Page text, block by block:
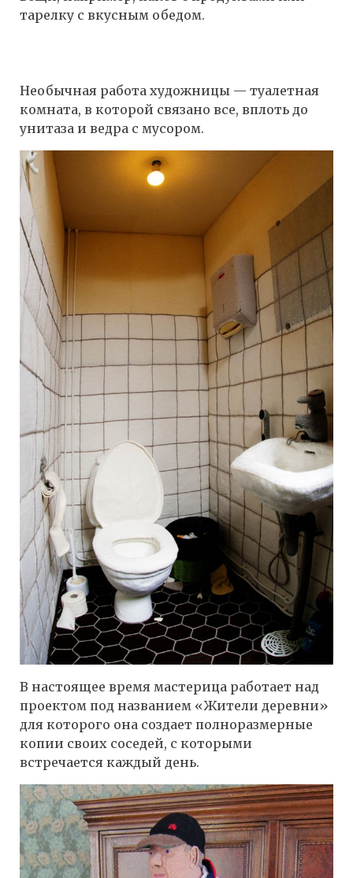
тарелку с вкусным обедом.
Необычная работа художницы — туалетная
комната, в которой связано все, вплоть до
унитаза и ведра с мусором.
В настоящее время мастерица работает над
проектом под названием «Жители деревни»
для которого она создает полноразмерные
копии своих соседей, с которыми
встречается каждый день.